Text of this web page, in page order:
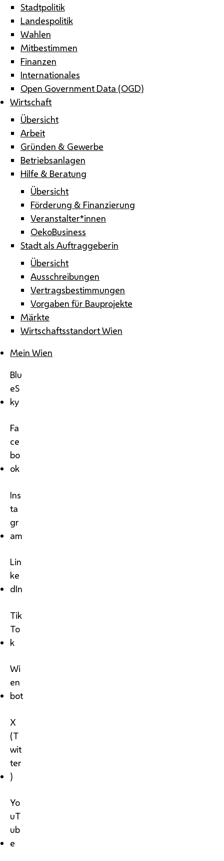
Stadtpolitik
Landespolitik
Wahlen
Mitbestimmen
Finanzen
Internationales
Open Government Data (OGD)
Wirtschaft
Übersicht
Arbeit
Gründen & Gewerbe
Betriebsanlagen
Hilfe & Beratung
Übersicht
Förderung & Finanzierung
Veranstalter*innen
OekoBusiness
Stadt als Auftraggeberin
Übersicht
Ausschreibungen
Vertragsbestimmungen
Vorgaben für Bauprojekte
Märkte
Wirtschaftsstandort Wien
Mein Wien
Blu
eS
ky
Fa
ce
bo
ok
Ins
ta
gr
am
Lin
ke
dIn
Tik
To
k
Wi
en
bot
X
(T
wit
ter
)
Yo
uT
ub
e